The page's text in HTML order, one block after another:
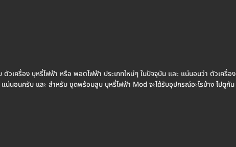
เครื่อง บุหรี่ไฟฟ้า หรือ พอตไฟฟ้า ประเภทใหม่ๆ ในปัจจุบัน และ แน่นอนว่า ตัวเครื่อง
น่นอนครับ และ สำหรับ ชุดพร้อมสูบ บุหรี่ไฟฟ้า Mod จะได้รับอุปกรณ์อะไรบ้าง ไปดูกัน